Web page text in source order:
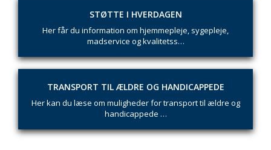
STØTTE I HVERDAGEN
Her får du information om hjemmepleje, sygepleje,
madservice og kvalitetss…
TRANSPORT TIL ÆLDRE OG HANDICAPPEDE
Her kan du læse om muligheder for transport til ældre og
handicappede …